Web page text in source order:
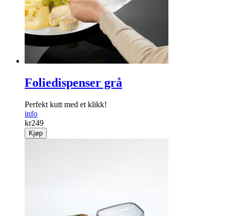
Foliedispenser grå
Perfekt kutt med et klikk!
info
kr249
Kjøp